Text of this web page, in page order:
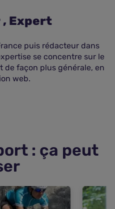
, Expert
puis rédacteur dans
se concentre sur le
de façon plus générale, en
web.
: ça peut